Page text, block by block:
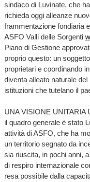
sindaco di Luvinate, che
richieda oggi alleanze
frammentazione fondiaria
ASFO Valli delle Sorgenti
Piano di Gestione
proprio questo: un
proprietari e coordinando
diventa alleato naturale
istituzioni che tutelano il
UNA VISIONE UNITARIA
il quadro generale è stato
attività di ASFO, che ha
un territorio segnato da
sia riuscita, in pochi anni,
di respiro internazionale
resa possibile dalla